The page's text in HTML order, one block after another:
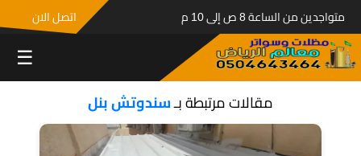
متواجدين من الساعة 8 ص إلى 10 م اتصل الان
☰
مقالات مرتبطة بـسندوتش بنل